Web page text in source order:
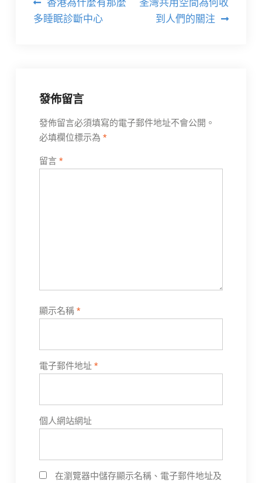
章
多睡眠診斷中心
到人們的關注
發佈留言
發佈留言必須填寫的電子郵件地址不會公開。
必填欄位標示為 *
留言 *
顯示名稱 *
電子郵件地址 *
個人網站網址
在瀏覽器中儲存顯示名稱、電子郵件地址及